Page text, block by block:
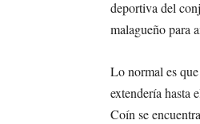
deportiva del
malagueño para
Lo normal es
extendería hasta
Coín se